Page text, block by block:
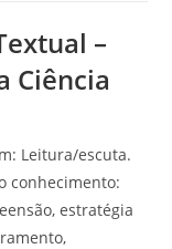
–
Ciência
Leitura/escuta.
conhecimento:
estratégia